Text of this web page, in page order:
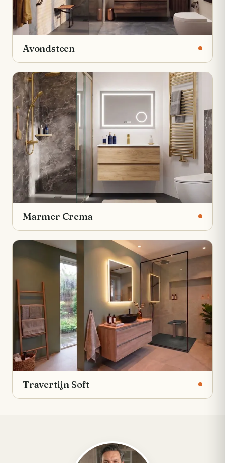
Avondsteen
Marmer Crema
Travertijn Soft